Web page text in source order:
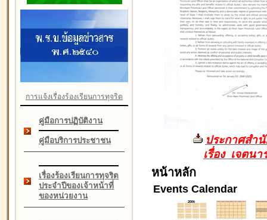
การแจ้งเรื่องร้องเรียนการทุจริต
คู่มือการปฏิบัติงาน
คู่มือบริการประชาชน
เรื่องร้องเรียนการทุจริต
ประจำปีของเจ้าหน้าที่
ของหน่วยงาน
ประกาศสำ
เรื่อง เจตน
หน้าหลัก
Events Calendar